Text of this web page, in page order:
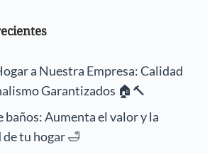
a Nuestra Empresa: Calidad
Garantizados 🏠🔨
baños: Aumenta el valor y la
tu hogar 🛁